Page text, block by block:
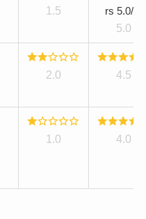
1.5
rs 5.0/5]
5.0
2.0 4.5
1.0 4.0